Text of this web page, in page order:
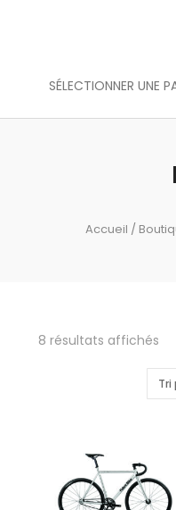
SÉLECTIONNER UNE
Accueil /
8 résultats affichés